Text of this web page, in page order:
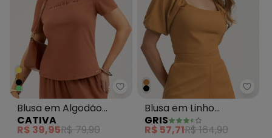
Cativa - Blusa em Algodão
Blusa em Algodão
Marrom
CATIVA
R$ 39,95R$ 79,90
Gris
Blusa em Linho
Caramelo
GRIS
R$ 57,71R$ 164,90